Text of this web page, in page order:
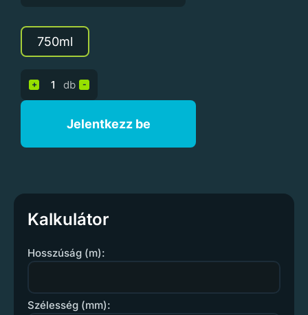
750ml
+ db -
Jelentkezz be
Kalkulátor
Hosszúság (m):
Szélesség (mm):